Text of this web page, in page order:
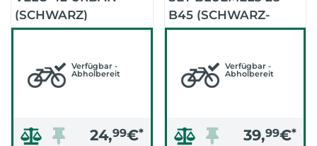
(SCHWARZ)
Verfügbar -
Abholbereit
24,99€*
B45 (SCHWARZ-
MATT)
Verfügbar -
Abholbereit
39,99€*